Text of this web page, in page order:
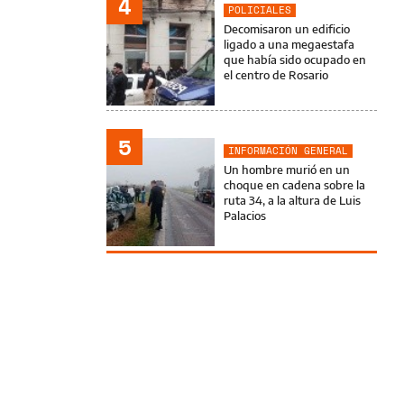
POLICIALES
Decomisaron un edificio
ligado a una megaestafa
que había sido ocupado en
el centro de Rosario
5
INFORMACIÓN GENERAL
Un hombre murió en un
choque en cadena sobre la
ruta 34, a la altura de Luis
Palacios